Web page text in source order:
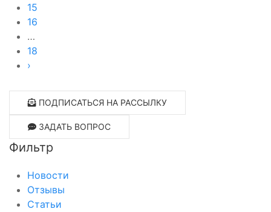
15
16
…
18
›
ПОДПИСАТЬСЯ НА РАССЫЛКУ
ЗАДАТЬ ВОПРОС
Фильтр
Новости
Отзывы
Статьи